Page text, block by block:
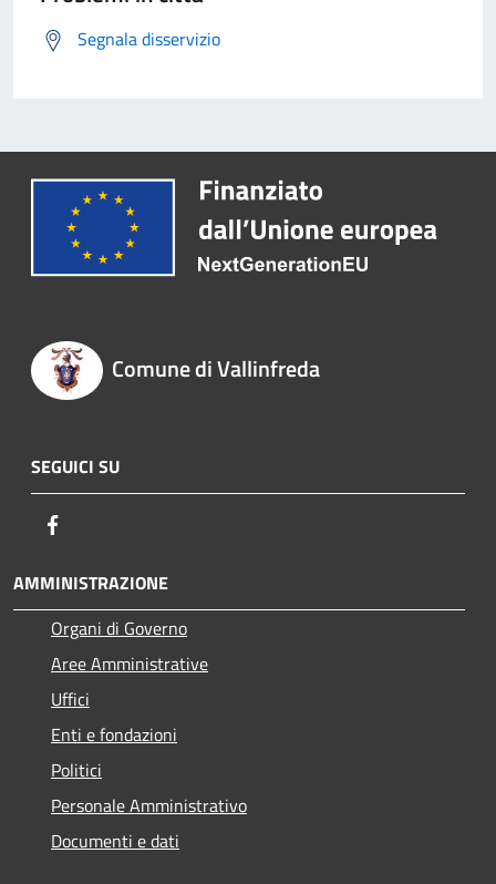
Segnala disservizio
Comune di Vallinfreda
SEGUICI SU
AMMINISTRAZIONE
Organi di Governo
Aree Amministrative
Uffici
Enti e fondazioni
Politici
Personale Amministrativo
Documenti e dati